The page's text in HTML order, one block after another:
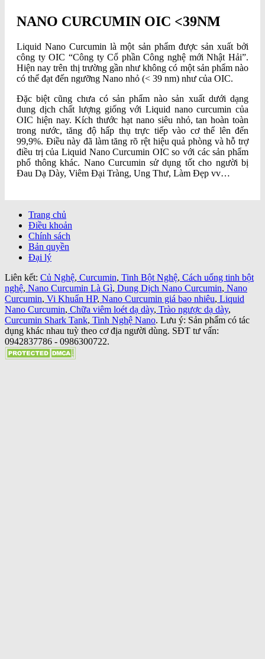
NANO CURCUMIN OIC <39NM
Liquid Nano Curcumin là một sản phẩm được sản xuất bởi
công ty OIC “Công ty Cổ phần Công nghệ mới Nhật Hải”.
Hiện nay trên thị trường gần như không có một sản phẩm nào
có thể đạt đến ngưỡng Nano nhỏ (< 39 nm) như của OIC.
Đặc biệt cũng chưa có sản phẩm nào sản xuất dưới dạng
dung dịch chất lượng giống với Liquid nano curcumin của
OIC hiện nay. Kích thước hạt nano siêu nhỏ, tan hoàn toàn
trong nước, tăng độ hấp thụ trực tiếp vào cơ thể lên đến
99,9%. Điều này đã làm tăng rõ rệt hiệu quả phòng và hỗ trợ
điều trị của Liquid Nano Curcumin OIC so với các sản phẩm
phổ thông khác. Nano Curcumin sử dụng tốt cho người bị
Đau Dạ Dày, Viêm Đại Tràng, Ung Thư, Làm Đẹp vv…
Trang chủ
Điều khoản
Chính sách
Bản quyền
Đại lý
Liên kết: Củ Nghệ, Curcumin, Tinh Bột Nghệ, Cách uống tinh bột
nghệ, Nano Curcumin Là Gì, Dung Dịch Nano Curcumin, Nano
Curcumin, Vi Khuẩn HP, Nano Curcumin giá bao nhiêu, Liquid
Nano Curcumin, Chữa viêm loét dạ dày, Trào ngược dạ dày,
Curcumin Shark Tank, Tinh Nghệ Nano. Lưu ý: Sản phẩm có tác
dụng khác nhau tuỳ theo cơ địa người dùng. SĐT tư vấn:
0942837786 - 0986300722.